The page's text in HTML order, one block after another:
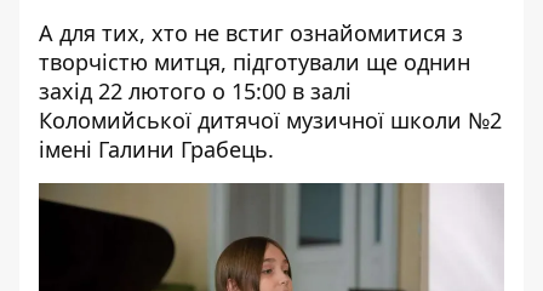
А для тих, хто не встиг ознайомитися з
творчістю митця, підготували ще однин
захід 22 лютого о 15:00 в залі
Коломийської дитячої музичної школи №2
імені Галини Грабець.